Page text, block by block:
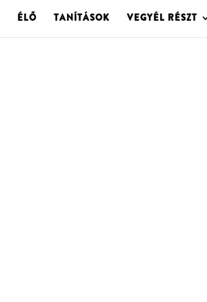
ÉLŐ TANÍTÁSOK VEGYÉL RÉSZT